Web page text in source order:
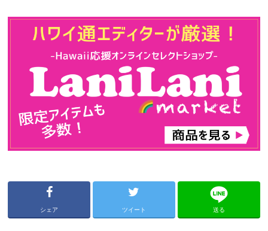
シェア ツイート 送る